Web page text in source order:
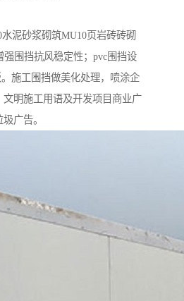
砂浆砌筑MU10页岩砖砖砌
强围挡抗风稳定性；pvc围挡设
施工围挡做美化处理，喷涂企
明施工用语及开发项目商业广
广告。